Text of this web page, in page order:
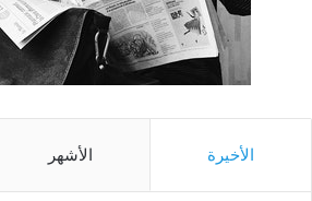
الأخيرة الأشهر